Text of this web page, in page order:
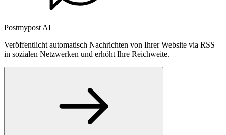
Postmypost AI
Veröffentlicht automatisch Nachrichten von Ihrer Website via RSS
in sozialen Netzwerken und erhöht Ihre Reichweite.